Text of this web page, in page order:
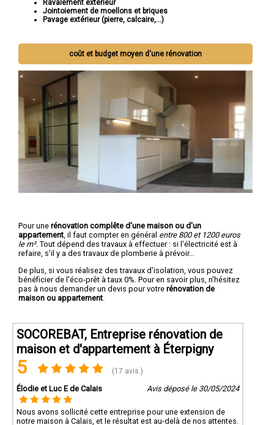
Ravalement extérieur
Jointoiement de moellons et briques
Pavage extérieur (pierre, calcaire,...)
coût et budget moyen d'une rénovation
Pour une rénovation complête d'une maison ou d'un
appartement , il faut compter en général entre 800 et 1200 euros
le m². Tout dépend des travaux à effectuer : si l'électricité est à
refaire, s'il y a des travaux de plomberie à prévoir...
De plus, si vous réalisez des travaux d'isolation, vous pouvez
bénéficier de l'éco-prêt à taux 0%. Pour en savoir plus, n'hésitez
pas à nous demander un devis pour votre rénovation de
maison ou appartement
SOCOREBAT, Entreprise rénovation de
maison et d'appartement à Éterpigny
5 (17 avis )
Élodie et Luc E de Calais Avis déposé le 30/05/2024
Nous avons sollicité cette entreprise pour une extension de
notre maison à Calais, et le résultat est au-delà de nos attentes.